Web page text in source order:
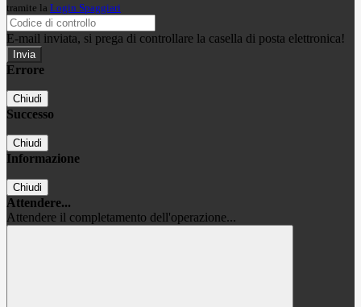
tramite la Login Spaggiari
E-mail inviata, si prega di controllare la casella di posta elettronica!
Errore
Chiudi
Successo
Chiudi
Informazione
Chiudi
Attendere...
Attendere il completamento dell'operazione...